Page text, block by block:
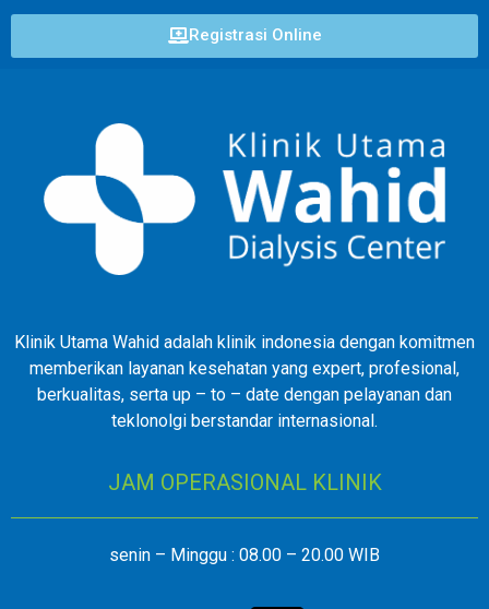
Registrasi Online
Klinik Utama Wahid adalah klinik indonesia dengan komitmen
memberikan layanan kesehatan yang expert, profesional,
berkualitas, serta up – to – date dengan pelayanan dan
teklonolgi berstandar internasional.
JAM OPERASIONAL KLINIK
senin – Minggu : 08.00 – 20.00 WIB